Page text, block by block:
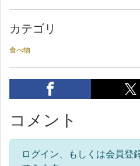
カテゴリ
食べ物
コメント
ログイン、もしくは会員登